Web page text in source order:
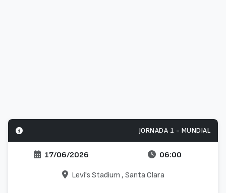
JORNADA 1 - MUNDIAL
17/06/2026 06:00
Levi's Stadium , Santa Clara